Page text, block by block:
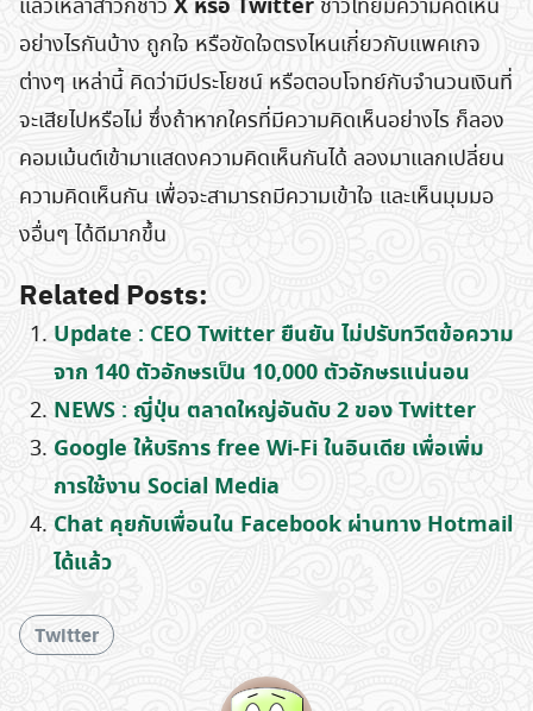
แล้วเหล่าสาวกชาว X หรือ Twitter ชาวไทยมีความคิดเห็น
อย่างไรกันบ้าง ถูกใจ หรือขัดใจตรงไหนเกี่ยวกับแพคเกจ
ต่างๆ เหล่านี้ คิดว่ามีประโยชน์ หรือตอบโจทย์กับจำนวนเงินที่
จะเสียไปหรือไม่ ซึ่งถ้าหากใครที่มีความคิดเห็นอย่างไร ก็ลอง
คอมเม้นต์เข้ามาแสดงความคิดเห็นกันได้ ลองมาแลกเปลี่ยน
ความคิดเห็นกัน เพื่อจะสามารถมีความเข้าใจ และเห็นมุมมอ
งอื่นๆ ได้ดีมากขึ้น
Related Posts:
Update : CEO Twitter ยืนยัน ไม่ปรับทวีตข้อความ
จาก 140 ตัวอักษรเป็น 10,000 ตัวอักษรแน่นอน
NEWS : ญี่ปุ่น ตลาดใหญ่อันดับ 2 ของ Twitter
Google ให้บริการ free Wi-Fi ในอินเดีย เพื่อเพิ่ม
การใช้งาน Social Media
Chat คุยกับเพื่อนใน Facebook ผ่านทาง Hotmail
ได้แล้ว
Twitter